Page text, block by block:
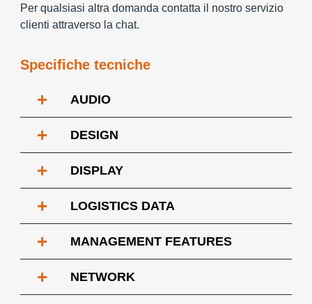
Per qualsiasi altra domanda contatta il nostro servizio
clienti attraverso la chat.
Specifiche tecniche
+ AUDIO
+ DESIGN
+ DISPLAY
+ LOGISTICS DATA
+ MANAGEMENT FEATURES
+ NETWORK